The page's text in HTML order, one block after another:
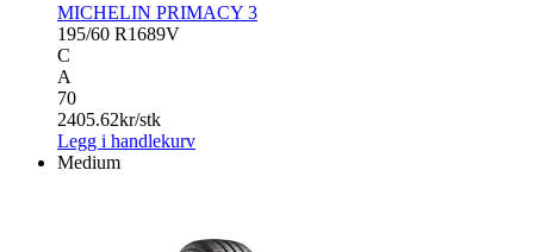
MICHELIN PRIMACY 3
195/60 R1689V
C
A
70
2405.62kr/stk
Legg i handlekurv
Medium